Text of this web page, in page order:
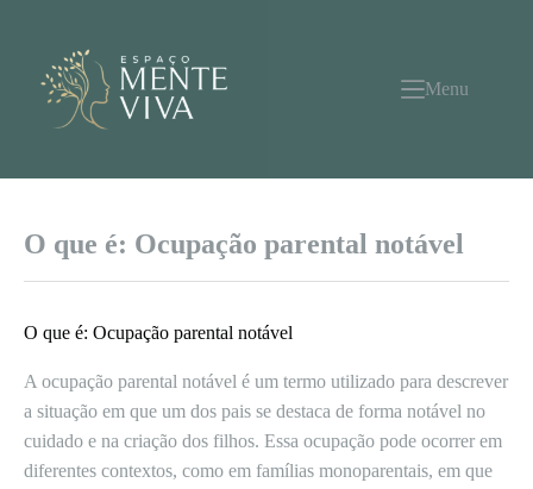
conteúdo
Menu
O que é: Ocupação parental notável
O que é: Ocupação parental notável
A ocupação parental notável é um termo utilizado para descrever
a situação em que um dos pais se destaca de forma notável no
cuidado e na criação dos filhos. Essa ocupação pode ocorrer em
diferentes contextos, como em famílias monoparentais, em que